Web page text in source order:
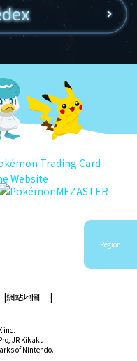
Region
網站地圖
inc.
JR Kikaku.
of Nintendo.